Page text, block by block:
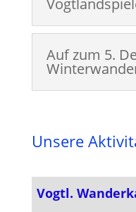
Auf zum 5.
Unsere
Vogtl.